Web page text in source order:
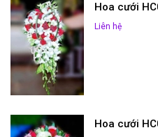
Hoa cưới
Liên hệ
Hoa cưới